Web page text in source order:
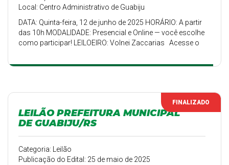
Local: Centro Administrativo de Guabiju
DATA: Quinta-feira, 12 de junho de 2025 HORÁRIO: A partir
das 10h MODALIDADE: Presencial e Online — você escolhe
como participar! LEILOEIRO: Volnei Zaccarias Acesse o
https://www.zaccariasleiloes.com.br/leilao/leilao-
agrícolas como retroescavadeira,...
FINALIZADO
LEILÃO PREFEITURA MUNICIPAL
DE GUABIJU/RS
Categoria: Leilão
Publicação do Edital: 25 de maio de 2025